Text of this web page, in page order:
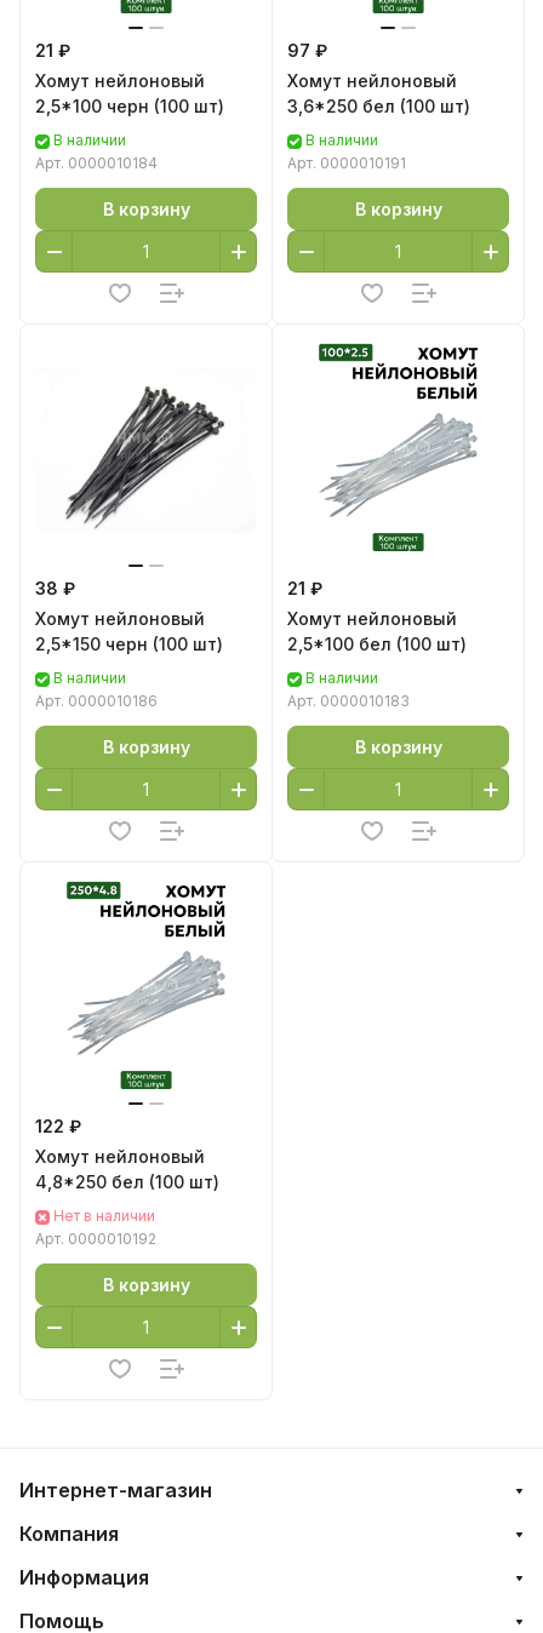
21 ₽
Хомут нейлоновый
2,5*100 черн (100 шт)
В наличии
Арт. 0000010184
В корзину
97 ₽
Хомут нейлоновый
3,6*250 бел (100 шт)
В наличии
Арт. 0000010191
В корзину
38 ₽
Хомут нейлоновый
2,5*150 черн (100 шт)
В наличии
Арт. 0000010186
В корзину
21 ₽
Хомут нейлоновый
2,5*100 бел (100 шт)
В наличии
Арт. 0000010183
В корзину
122 ₽
Хомут нейлоновый
4,8*250 бел (100 шт)
Нет в наличии
Арт. 0000010192
В корзину
Интернет-магазин
Компания
Информация
Помощь